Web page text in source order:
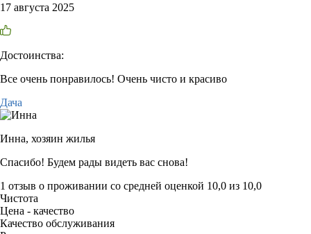
17 августа 2025
Достоинства:
Все очень понравилось! Очень чисто и красиво
Дача
Инна, хозяин жилья
Спасибо! Будем рады видеть вас снова!
1 отзыв о проживании со средней оценкой 10,0 из 10,0
Чистота
Цена - качество
Качество обслуживания